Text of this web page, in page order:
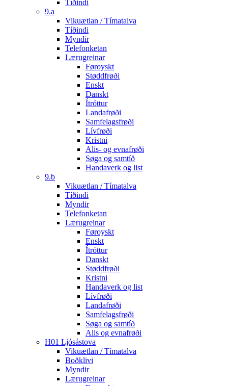
Tíðindi
9.a
Vikuætlan / Tímatalva
Tíðindi
Myndir
Telefonketan
Lærugreinar
Føroyskt
Støddfrøði
Enskt
Danskt
Ítróttur
Landafrøði
Samfelagsfrøði
Lívfrøði
Kristni
Alis- og evnafrøði
Søga og samtíð
Handaverk og list
9.b
Vikuætlan / Tímatalva
Tíðindi
Myndir
Telefonketan
Lærugreinar
Føroyskt
Enskt
Ítróttur
Danskt
Støddfrøði
Kristni
Handaverk og list
Lívfrøði
Landafrøði
Samfelagsfrøði
Søga og samtíð
Alis og evnafrøði
H01 Ljósástova
Vikuætlan / Tímatalva
Boðklivi
Myndir
Lærugreinar